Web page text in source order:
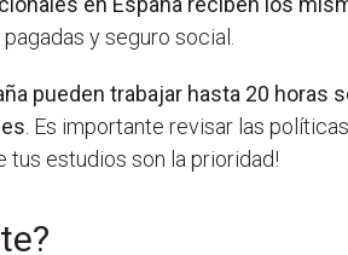
y seguro social.
pueden trabajar hasta 20 horas
. Es importante revisar las
tus estudios son la prioridad!